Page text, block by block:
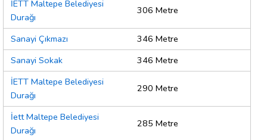
İETT Maltepe Belediyesi
Durağı
306 Metre
Sanayi Çıkmazı
346 Metre
Sanayi Sokak
346 Metre
İETT Maltepe Belediyesi
Durağı
290 Metre
İett Maltepe Belediyesi
Durağı
285 Metre